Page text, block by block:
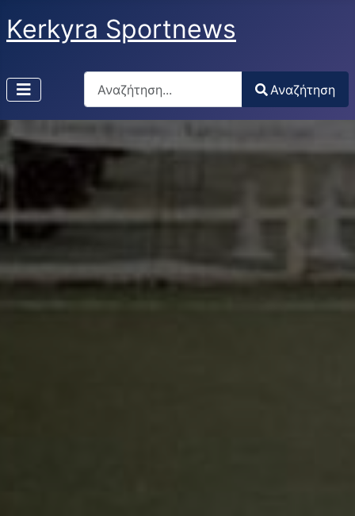
Kerkyra Sportnews
Αναζήτηση
Type 2 or more characters for results.
Αναζήτηση